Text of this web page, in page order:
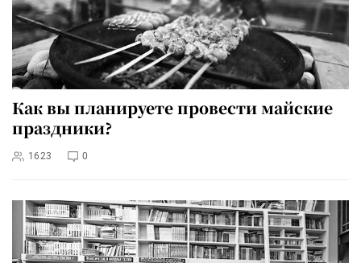
Как вы планируете провести майские
праздники?
1623 0